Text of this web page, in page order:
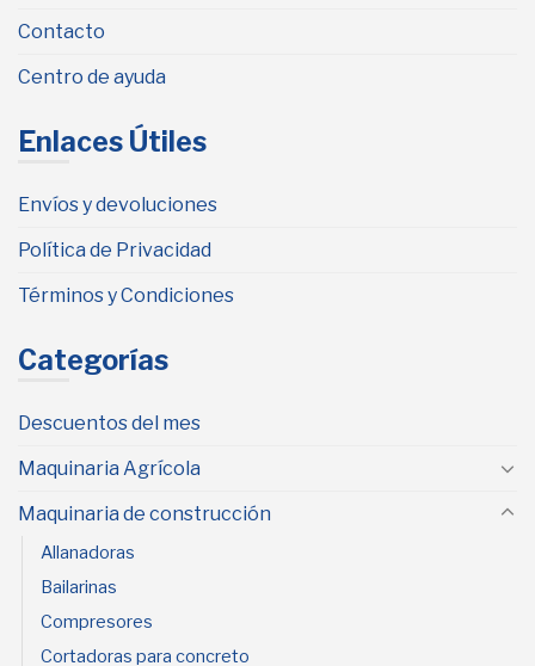
Contacto
Centro de ayuda
Enlaces Útiles
Envíos y devoluciones
Política de Privacidad
Términos y Condiciones
Categorías
Descuentos del mes
Maquinaria Agrícola
Maquinaria de construcción
Allanadoras
Bailarinas
Compresores
Cortadoras para concreto